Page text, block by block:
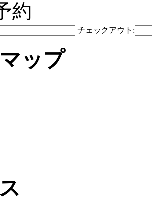
約
チェックアウト:
ップ